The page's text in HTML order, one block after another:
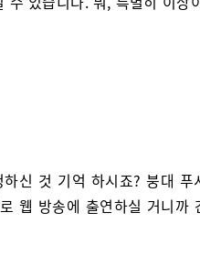
신 것 기억 하시죠? 붕대 푸
웹 방송에 출연하실 거니까